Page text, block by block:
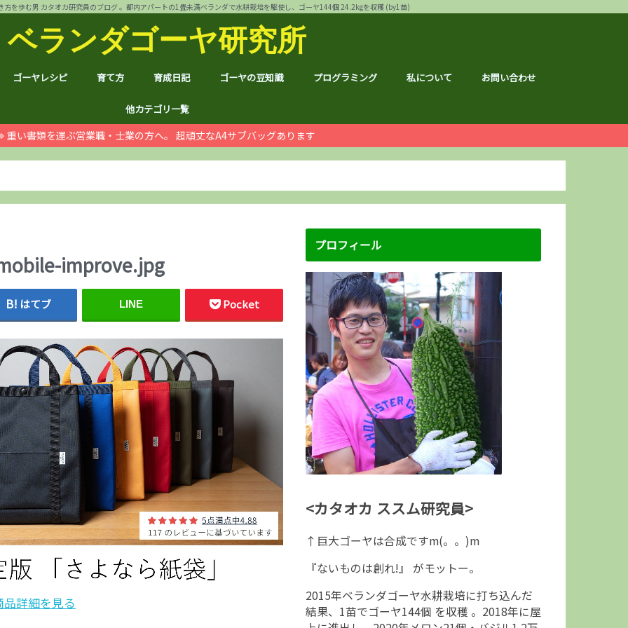
を歩む男 カタオカ研究員のブログ 。都内アパートの1畳未満ベランダで水耕栽培を駆使し、ゴーヤ144個 24.2kgを収穫 (by1苗)
ベランダゴーヤ研究所
ゴーヤレシピ 育て方
自動給水装置
ハイポニカ水耕栽培とは
ノウハウ
育成日記
ほんわか
日常
月例報告
収支決算
ゴーヤの豆知識 プログラミング 私について お問い合わせ
他カテゴリ一覧
ゴジラ
空き家
PC・スマホ
シャープ
ドローン
ブログ運営 月次運営報告
ノウハウ
ブロフェス
ムダ知識 顔ハメ
お宝記事
サカナクション
ハンドメイド
マラソン 上野の森ハーフマラソン
荒川リバーサイドマラソン
久喜マラソン
体幹トレーニング
RX100
子育て
#地域ブログ 地元広島のこと
北区のこと
荒川区のこと
台東区のこと
茨城のこと
京都のこと
グルメ
株式投資・お金 個別銘柄分析
株主総会レポ
株主優待
雑貨屋ブルドッグ
仮想通貨
本多静六
お得な節約情報
ふるさと納税
重い書類を運ぶ営業職・士業の方へ。 超頑丈なA4サブバッグあります
improve.jpg
はてブ LINE Pocket
詳細を見る
プロフィール
<カタオカ ススム研究員>
↑巨大ゴーヤは合成ですm(。。)m
『ないものは創れ!』 がモットー。
2015年ベランダゴーヤ水耕栽培に打ち込んだ
結果、1苗でゴーヤ144個 を収穫 。2018年に屋